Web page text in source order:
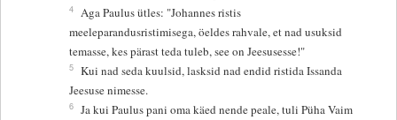
4 Aga Paulus ütles: "Johannes ristis
meeleparandusristimisega, öeldes rahvale, et nad usuksid
temasse, kes pärast teda tuleb, see on Jeesusesse!"
5 Kui nad seda kuulsid, lasksid nad endid ristida Issanda
Jeesuse nimesse.
6 Ja kui Paulus pani oma käed nende peale, tuli Püha Vaim